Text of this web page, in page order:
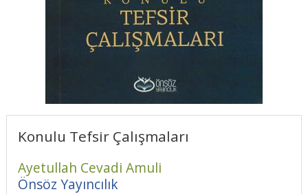
Konulu Tefsir Çalışmaları
Ayetullah Cevadi Amuli
Önsöz Yayıncılık